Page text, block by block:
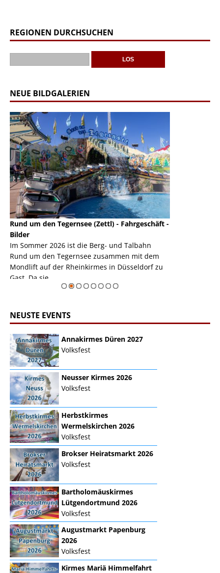
REGIONEN DURCHSUCHEN
NEUE BILDGALERIEN
Rund um den Tegernsee (Zettl) - Fahrgeschäft -
Bilder
Im Sommer 2026 ist die Berg- und Talbahn
Rund um den Tegernsee zusammen mit dem
Mondlift auf der Rheinkirmes in Düsseldorf zu
Gast. Da sie ...
NEUSTE EVENTS
Annakirmes Düren 2027
Volksfest
Neusser Kirmes 2026
Volksfest
Herbstkirmes
Wermelskirchen 2026
Volksfest
Brokser Heiratsmarkt 2026
Volksfest
Bartholomäuskirmes
Lütgendortmund 2026
Volksfest
Augustmarkt Papenburg
2026
Volksfest
Kirmes Mariä Himmelfahrt